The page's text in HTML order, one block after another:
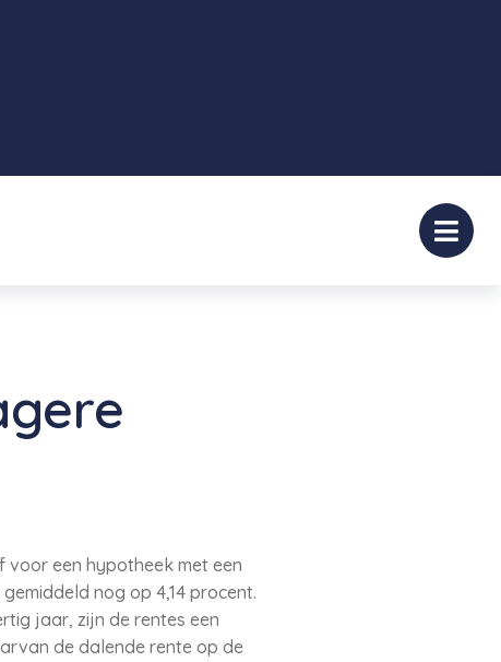
een hypotheek met een
nog op 4,14 procent.
jaar, zijn de rentes een
de dalende rente op de